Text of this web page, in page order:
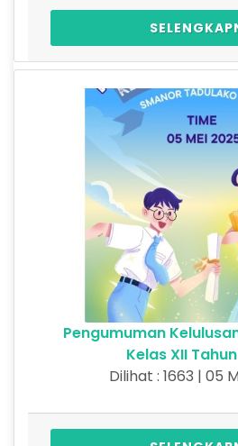
Pengumuman
Kelas XII
Dilihat : 1663 | 05